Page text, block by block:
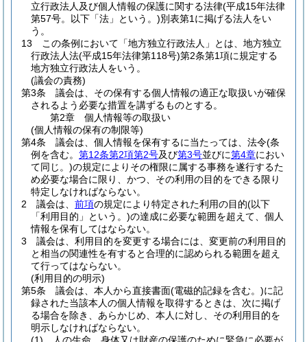
立行政法人及び個人情報の保護に関する法律(平成15年法律
第57号。以下「法」という。)別表第1に掲げる法人をい
う。
13
この条例において「地方独立行政法人」とは、地方独立
行政法人法(平成15年法律第118号)第2条第1項に規定する
地方独立行政法人をいう。
(議会の責務)
第3条
議会は、その保有する個人情報の適正な取扱いが確保
されるよう必要な措置を講ずるものとする。
第2章
個人情報等の取扱い
(個人情報の保有の制限等)
第4条
議会は、個人情報を保有するに当たっては、法令(条
例を含む。 第12条第2項第2号及び第3号並びに第4章におい
て同じ。)の規定によりその権限に属する事務を遂行するた
め必要な場合に限り、かつ、その利用の目的をできる限り
特定しなければならない。
2
議会は、 前項の規定により特定された利用の目的(以下
「利用目的」という。)の達成に必要な範囲を超えて、個人
情報を保有してはならない。
3
議会は、利用目的を変更する場合には、変更前の利用目的
と相当の関連性を有すると合理的に認められる範囲を超え
て行ってはならない。
(利用目的の明示)
第5条
議会は、本人から直接書面(電磁的記録を含む。)に記
録された当該本人の個人情報を取得するときは、次に掲げ
る場合を除き、あらかじめ、本人に対し、その利用目的を
明示しなければならない。